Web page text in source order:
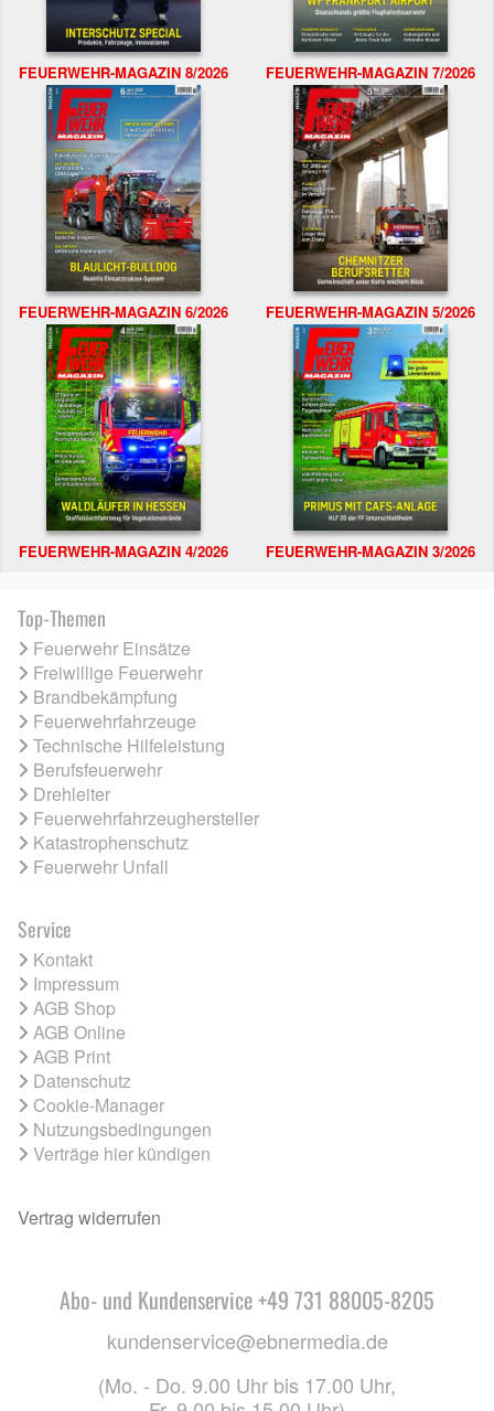
FEUERWEHR-MAGAZIN 8/2026 FEUERWEHR-MAGAZIN 7/2026
FEUERWEHR-MAGAZIN 6/2026 FEUERWEHR-MAGAZIN 5/2026
FEUERWEHR-MAGAZIN 4/2026 FEUERWEHR-MAGAZIN 3/2026
Top-Themen
Feuerwehr Einsätze
Freiwillige Feuerwehr
Brandbekämpfung
Feuerwehrfahrzeuge
Technische Hilfeleistung
Berufsfeuerwehr
Drehleiter
Feuerwehrfahrzeughersteller
Katastrophenschutz
Feuerwehr Unfall
Service
Kontakt
Impressum
AGB Shop
AGB Online
AGB Print
Datenschutz
Cookie-Manager
Nutzungsbedingungen
Verträge hier kündigen
Vertrag widerrufen
Abo- und Kundenservice +49 731 88005-8205
kundenservice@ebnermedia.de
(Mo. - Do. 9.00 Uhr bis 17.00 Uhr,